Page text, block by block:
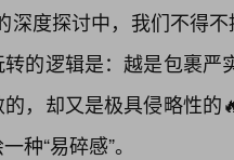
深度探讨中，我们不得
的逻辑是：越是包裹
，却又是极具侵略性
种“易碎感”。